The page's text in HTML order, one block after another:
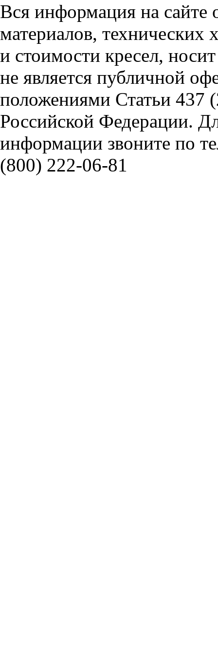
Вся информация на сайте
материалов, технических
и стоимости кресел,
не является публичной
положениями Статьи 437
Российской Федерации.
информации звоните по
(800) 222-06-81